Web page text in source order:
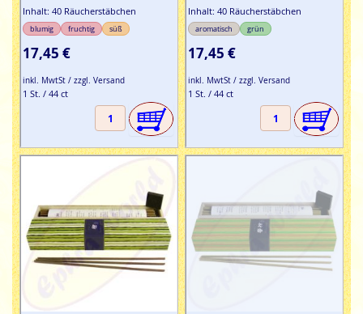
Inhalt: 40 Räucherstäbchen
blumig fruchtig süß
17,45 €
inkl. MwtSt / zzgl. Versand
1 St. / 44 ct
Inhalt: 40 Räucherstäbchen
aromatisch grün
17,45 €
inkl. MwtSt / zzgl. Versand
1 St. / 44 ct